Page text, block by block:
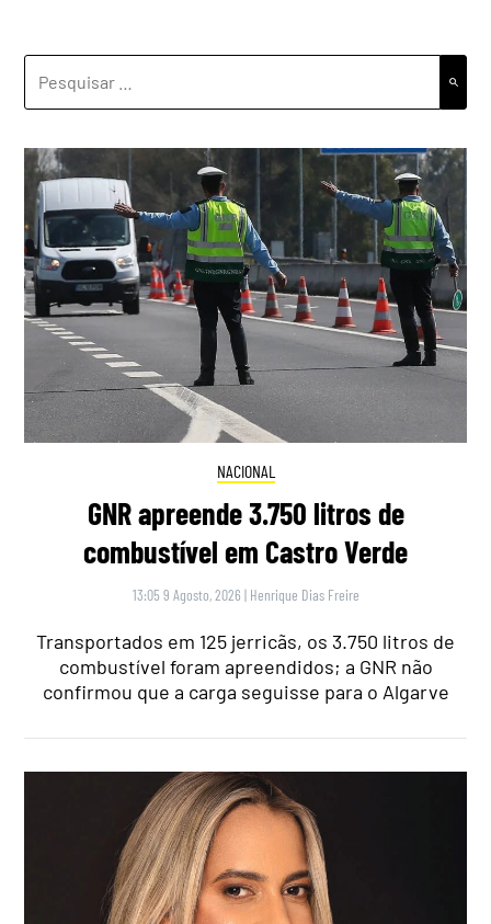
POR:
NACIONAL
GNR apreende 3.750 litros de
combustível em Castro Verde
13:05 9 Agosto, 2026 | Henrique Dias Freire
Transportados em 125 jerricãs, os 3.750 litros de
combustível foram apreendidos; a GNR não
confirmou que a carga seguisse para o Algarve